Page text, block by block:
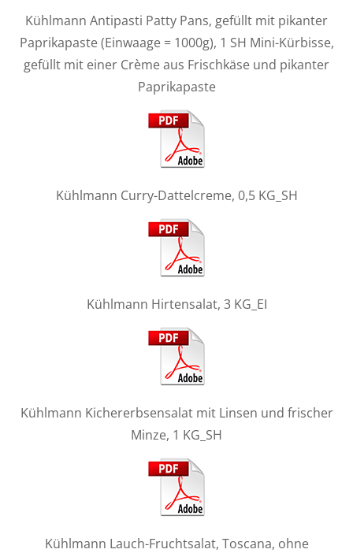
Kühlmann Antipasti Patty Pans, gefüllt mit pikanter
Paprikapaste (Einwaage = 1000g), 1 SH Mini-Kürbisse,
gefüllt mit einer Crème aus Frischkäse und pikanter
Paprikapaste
Kühlmann Curry-Dattelcreme, 0,5 KG_SH
Kühlmann Hirtensalat, 3 KG_EI
Kühlmann Kichererbsensalat mit Linsen und frischer
Minze, 1 KG_SH
Kühlmann Lauch-Fruchtsalat, Toscana, ohne